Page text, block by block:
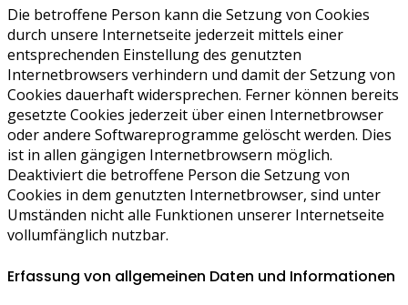
Die betroffene Person kann die Setzung von Cookies
durch unsere Internetseite jederzeit mittels einer
entsprechenden Einstellung des genutzten
Internetbrowsers verhindern und damit der Setzung von
Cookies dauerhaft widersprechen. Ferner können bereits
gesetzte Cookies jederzeit über einen Internetbrowser
oder andere Softwareprogramme gelöscht werden. Dies
ist in allen gängigen Internetbrowsern möglich.
Deaktiviert die betroffene Person die Setzung von
Cookies in dem genutzten Internetbrowser, sind unter
Umständen nicht alle Funktionen unserer Internetseite
vollumfänglich nutzbar.
Erfassung von allgemeinen Daten und Informationen